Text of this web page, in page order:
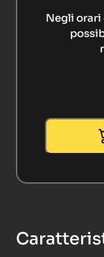
Negli orari